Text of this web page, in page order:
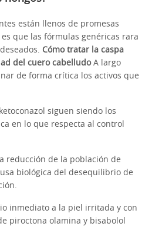
están llenos de promesas
que las fórmulas genéricas rara
Cómo tratar la caspa
del cuero cabelludoA largo
de forma crítica los activos que
siguen siendo los
en lo que respecta al control
reducción de la población de
biológica del desequilibrio de
inmediato a la piel irritada y con
piroctona olamina y bisabolol